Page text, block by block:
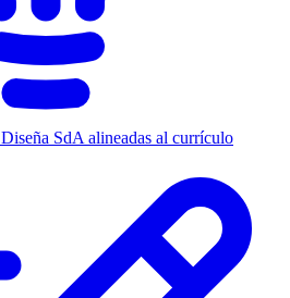
Diseña SdA alineadas al currículo